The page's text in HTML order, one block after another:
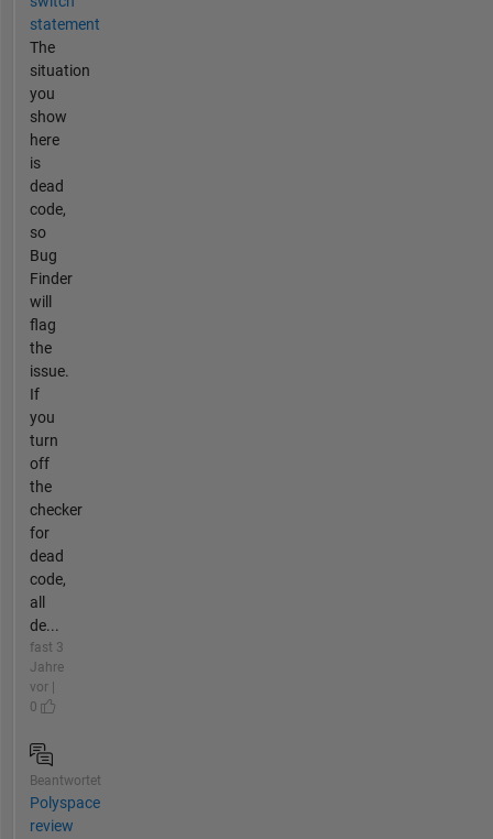
statement
The
situation
you
show
here
is
dead
code,
so
Bug
Finder
will
flag
the
issue.
If
you
turn
off
the
checker
for
dead
code,
all
de...
fast 3
Jahre
vor |
0
Beantwortet
Polyspace
review